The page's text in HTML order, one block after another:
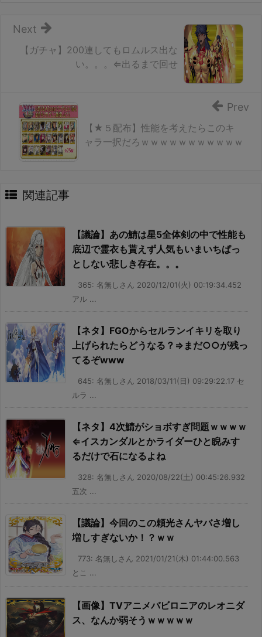
【ガチャ】200連してもロムルス出な
い。。。⇐出るまで回せ
Next
【★５配布】性能を考えたらこのキ
ャラ一択だろｗｗｗｗｗｗｗｗｗｗｗ
Prev
関連記事
【議論】あの鯖は星5全体剣の中で性能も
底辺で霊衣も貰えず人気もいまいちぱっ
としない悲しき存在。。。
365: 名無しさん 2020/12/01(火) 00:19:34.452
アル ...
【ネタ】FGOからセルランイキリを取り
上げられたらどうなる？⇒まだ○○が残っ
てるぞwww
645: 名無しさん 2018/03/11(日) 09:29:22.17 セ
ルラ ...
【ネタ】4次鯖がショボすぎ問題ｗｗｗｗ
⇐イスカンダルとかライダーひと睨みす
るだけで石になるよね
328: 名無しさん 2020/08/22(土) 00:45:26.932
五次 ...
【議論】今回のこの頼光さんヤバさ増し
増しすぎないか！？ｗｗ
773: 名無しさん 2021/01/21(木) 01:44:00.563
とこ ...
【画像】TVアニメバビロニアのレオニダ
ス、なんか弱そうｗｗｗｗｗ